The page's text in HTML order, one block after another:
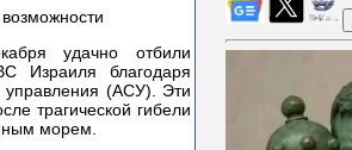
удачно отбили
Израиля благодаря
управления (АСУ). Эти
трагической гибели
морем.